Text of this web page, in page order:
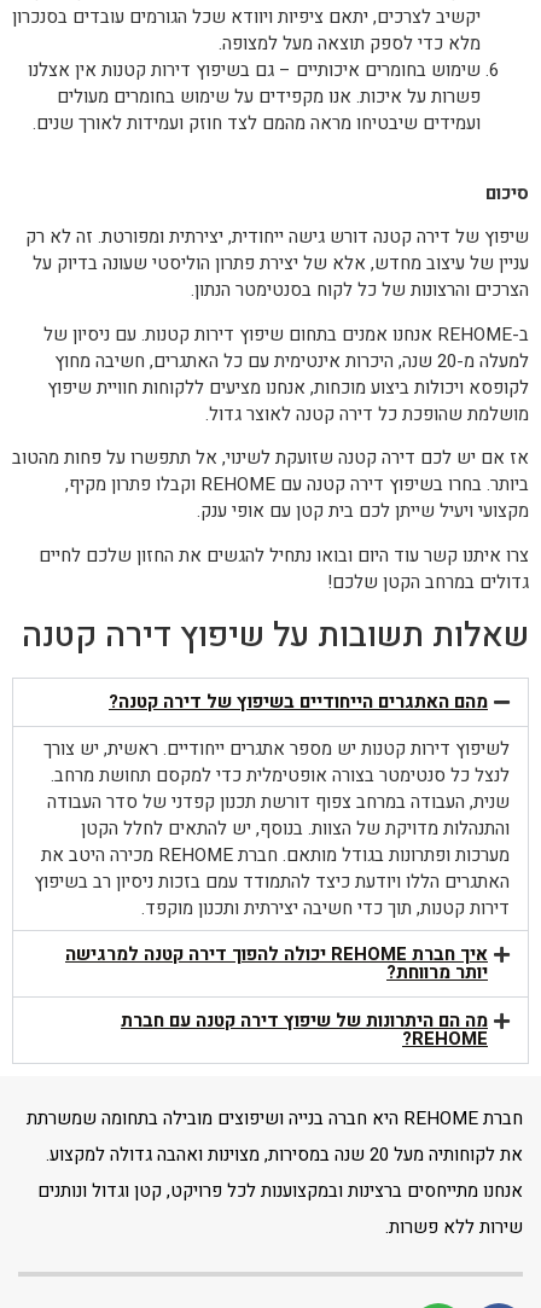
יקשיב לצרכים, יתאם ציפיות ויוודא שכל הגורמים עובדים בסנכרון
מלא כדי לספק תוצאה מעל למצופה.
שימוש בחומרים איכותיים – גם בשיפוץ דירות קטנות אין אצלנו
פשרות על איכות. אנו מקפידים על שימוש בחומרים מעולים
ועמידים שיבטיחו מראה מהמם לצד חוזק ועמידות לאורך שנים.
סיכום
שיפוץ של דירה קטנה דורש גישה ייחודית, יצירתית ומפורטת. זה לא רק
עניין של עיצוב מחדש, אלא של יצירת פתרון הוליסטי שעונה בדיוק על
הצרכים והרצונות של כל לקוח בסנטימטר הנתון.
ב-REHOME אנחנו אמנים בתחום שיפוץ דירות קטנות. עם ניסיון של
למעלה מ-20 שנה, היכרות אינטימית עם כל האתגרים, חשיבה מחוץ
לקופסא ויכולות ביצוע מוכחות, אנחנו מציעים ללקוחות חוויית שיפוץ
מושלמת שהופכת כל דירה קטנה לאוצר גדול.
אז אם יש לכם דירה קטנה שזועקת לשינוי, אל תתפשרו על פחות מהטוב
ביותר. בחרו בשיפוץ דירה קטנה עם REHOME וקבלו פתרון מקיף,
מקצועי ויעיל שייתן לכם בית קטן עם אופי ענק.
צרו איתנו קשר עוד היום ובואו נתחיל להגשים את החזון שלכם לחיים
גדולים במרחב הקטן שלכם!
שאלות תשובות על שיפוץ דירה קטנה
מהם האתגרים הייחודיים בשיפוץ של דירה קטנה?
לשיפוץ דירות קטנות יש מספר אתגרים ייחודיים. ראשית, יש צורך
לנצל כל סנטימטר בצורה אופטימלית כדי למקסם תחושת מרחב.
שנית, העבודה במרחב צפוף דורשת תכנון קפדני של סדר העבודה
והתנהלות מדויקת של הצוות. בנוסף, יש להתאים לחלל הקטן
מערכות ופתרונות בגודל מותאם. חברת REHOME מכירה היטב את
האתגרים הללו ויודעת כיצד להתמודד עמם בזכות ניסיון רב בשיפוץ
דירות קטנות, תוך כדי חשיבה יצירתית ותכנון מוקפד.
איך חברת REHOME יכולה להפוך דירה קטנה למרגישה
יותר מרווחת?
מה הם היתרונות של שיפוץ דירה קטנה עם חברת
REHOME?
חברת REHOME היא חברה בנייה ושיפוצים מובילה בתחומה שמשרתת
את לקוחותיה מעל 20 שנה במסירות, מצוינות ואהבה גדולה למקצוע.
אנחנו מתייחסים ברצינות ובמקצוענות לכל פרויקט, קטן וגדול ונותנים
שירות ללא פשרות.